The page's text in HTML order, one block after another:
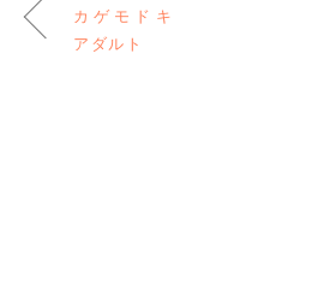
カゲモドキ
アダルト